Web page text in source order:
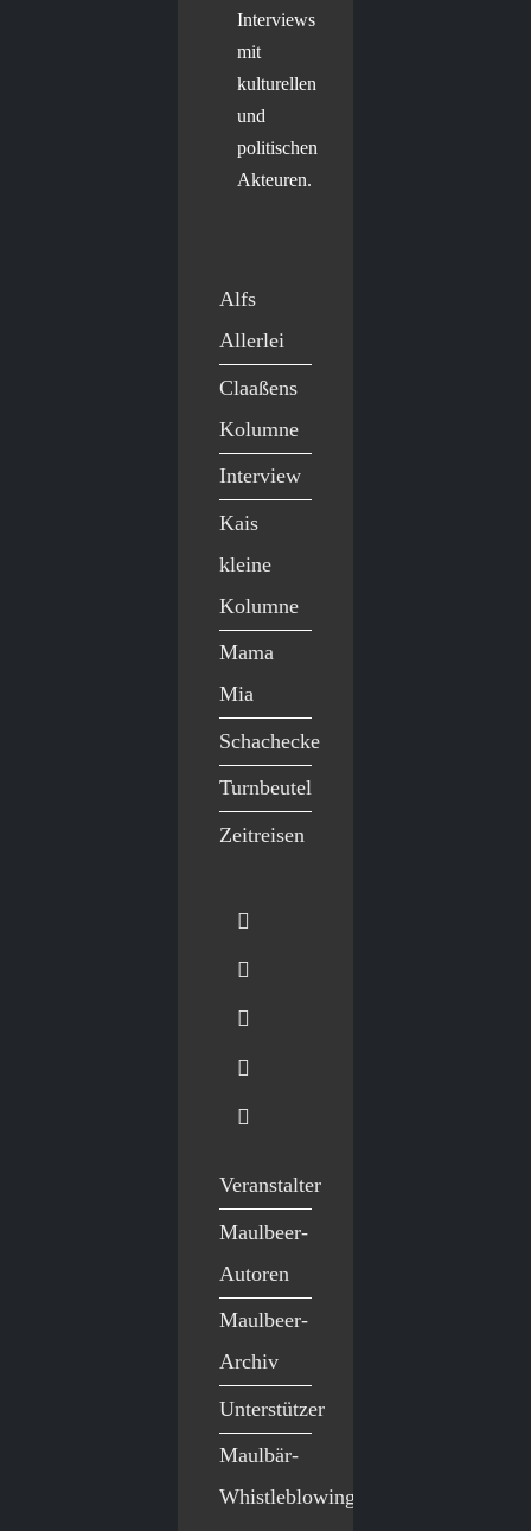
Interviews
mit
kulturellen
und
politischen
Akteuren.
Alfs
Allerlei
Claaßens
Kolumne
Interview
Kais
kleine
Kolumne
Mama
Mia
Schachecke
Turnbeutel
Zeitreisen
Veranstalter
Maulbeer-
Autoren
Maulbeer-
Archiv
Unterstützer
Maulbär-
Whistleblowing